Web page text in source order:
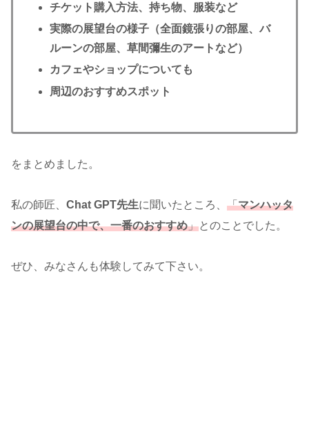
チケット購入方法、持ち物、服装など
実際の展望台の様子（全面鏡張りの部屋、バ
ルーンの部屋、草間彌生のアートなど）
カフェやショップについても
周辺のおすすめスポット
をまとめました。
私の師匠、 Chat GPT先生に聞いたところ、 「マンハッタ
ンの展望台の中で、一番のおすすめ」とのことでした。
ぜひ、みなさんも体験してみて下さい。